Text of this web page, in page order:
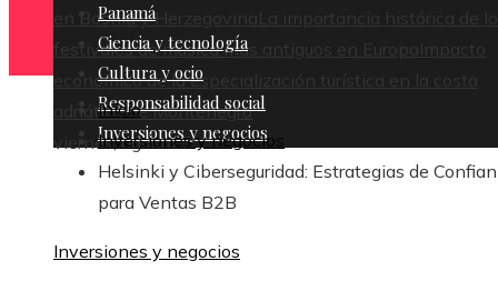
en Bosnia y Herzegovina
La importancia histórica de
festivales de música más antiguos en Europa
Impacto
económico de la especialización turística en la costa
adriática de Montenegro
viernes, agosto 7
Panamá
Ciencia y tecnología
Cultura y ocio
Responsabilidad social
Inversiones y negocios
Inicio
Inversiones y negocios
Helsinki y Ciberseguridad: Estrategias de
para Ventas B2B
Inversiones y negocios